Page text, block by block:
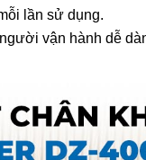
lần sử dụng.
vận hành dễ